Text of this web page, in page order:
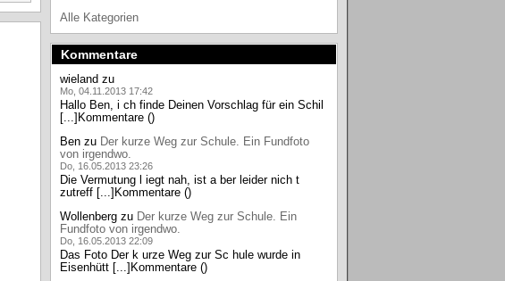
Alle Kategorien
Kommentare
wieland zu
Mo, 04.11.2013 17:42
Hallo Ben, i ch finde Deinen Vorschlag für ein Schil
[...]Kommentare ()
Ben zu Der kurze Weg zur Schule. Ein Fundfoto
von irgendwo.
Do, 16.05.2013 23:26
Die Vermutung l iegt nah, ist a ber leider nich t
zutreff [...]Kommentare ()
Wollenberg zu Der kurze Weg zur Schule. Ein
Fundfoto von irgendwo.
Do, 16.05.2013 22:09
Das Foto Der k urze Weg zur Sc hule wurde in
Eisenhütt [...]Kommentare ()